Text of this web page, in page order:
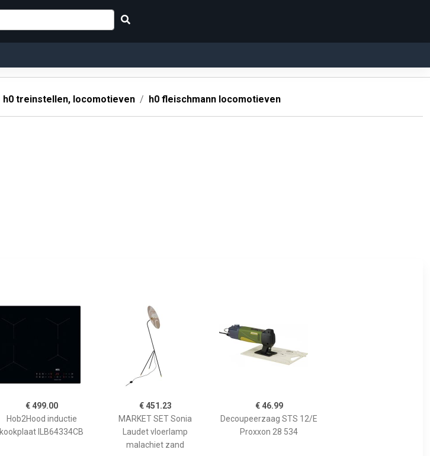
h0 treinstellen, locomotieven h0 fleischmann locomotieven
€ 499.00
Hob2Hood inductie
kookplaat ILB64334CB
€ 451.23
MARKET SET Sonia
Laudet vloerlamp
malachiet zand
€ 46.99
Decoupeerzaag STS 12/E
Proxxon 28 534